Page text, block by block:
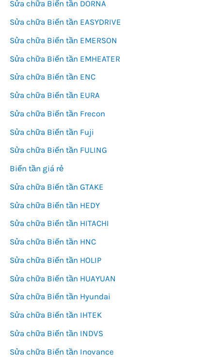
Sửa chữa Biến tần DORNA
Sửa chữa Biến tần EASYDRIVE
Sửa chữa Biến tần EMERSON
Sửa chữa Biến tần EMHEATER
Sửa chữa Biến tần ENC
Sửa chữa Biến tần EURA
Sửa chữa Biến tần Frecon
Sửa chữa Biến tần Fuji
Sửa chữa Biến tần FULING
Biến tần giá rẻ
Sửa chữa Biến tần GTAKE
Sửa chữa Biến tần HEDY
Sửa chữa Biến tần HITACHI
Sửa chữa Biến tần HNC
Sửa chữa Biến tần HOLIP
Sửa chữa Biến tần HUAYUAN
Sửa chữa Biến tần Hyundai
Sửa chữa Biến tần IHTEK
Sửa chữa Biến tần INDVS
Sửa chữa Biến tần Inovance